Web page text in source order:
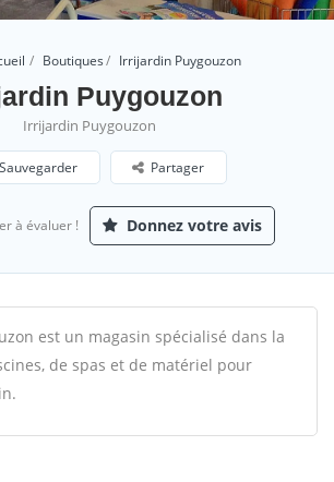
Boutiques Irrijardin Puygouzon
Puygouzon
Irrijardin Puygouzon
Sauvegarder Partager
à évaluer ! Donnez votre avis
est un magasin spécialisé dans la
de spas et de matériel pour